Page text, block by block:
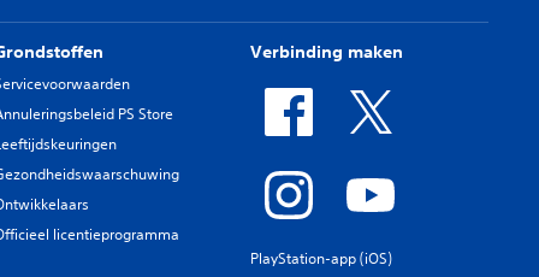
PS Store
licentieprogramma
Verbinding maken
PlayStation-app (iOS)